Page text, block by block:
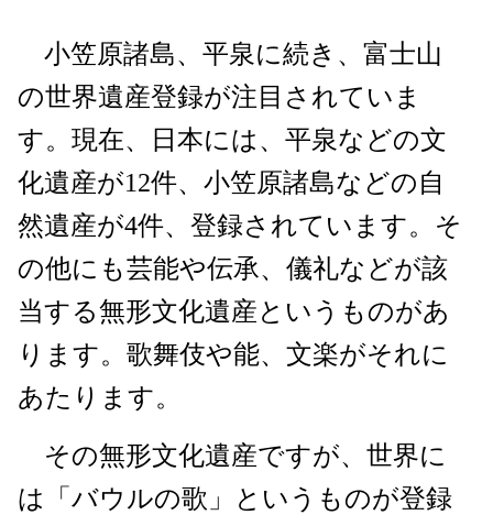
小笠原諸島、平泉に続き、富士山
の世界遺産登録が注目されていま
す。現在、日本には、平泉などの文
化遺産が12件、小笠原諸島などの自
然遺産が4件、登録されています。そ
の他にも芸能や伝承、儀礼などが該
当する無形文化遺産というものがあ
ります。歌舞伎や能、文楽がそれに
あたります。
その無形文化遺産ですが、世界に
は「バウルの歌」というものが登録